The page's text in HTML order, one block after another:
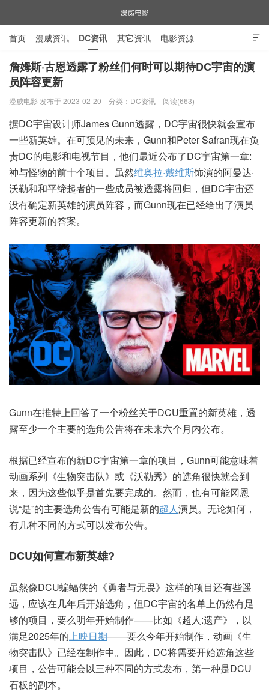
漫威电影

首页 漫威资讯 DC资讯 其它资讯 电影资源
电视剧资源 漫威图片
詹姆斯·古恩透露了粉丝们何时可以期待DC宇宙的演
员阵容更新
漫威电影 发布于 2023-02-20 分类： DC资讯 阅读(663)
据DC宇宙设计师James Gunn透露，DC宇宙很快就会宣布
一些新英雄。在可预见的未来，Gunn和Peter Safran现在负
责DC的电影和电视节目，他们最近公布了DC宇宙第一章:
神与怪物的前十个项目。虽然维奥拉·戴维斯饰演的阿曼达·
沃勒和和平缔起者的一些成员被透露将回归，但DC宇宙还
没有确定新英雄的演员阵容，而Gunn现在已经给出了演员
阵容更新的答案。
Gunn在推特上回答了一个粉丝关于DCU重置的新英雄，透
露至少一个主要的选角公告将在未来六个月内公布。
根据已经宣布的新DC宇宙第一章的项目，Gunn可能意味着
动画系列《生物突击队》或《沃勒秀》的选角很快就会到
来，因为这些似乎是首先要完成的。然而，也有可能冈恩
说“是”的主要选角公告有可能是新的超人演员。无论如何，
有几种不同的方式可以发布公告。
DCU如何宣布新英雄?
虽然像DCU蝙蝠侠的《勇者与无畏》这样的项目还有些遥
远，应该在几年后开始选角，但DC宇宙的名单上仍然有足
够的项目，要么明年开始制作——比如《超人:遗产》，以
满足2025年的 上映日期——要么今年开始制作，动画《生
物突击队》已经在制作中。因此，DC将需要开始选角这些
项目，公告可能会以三种不同的方式发布，第一种是DCU
石板的副本。